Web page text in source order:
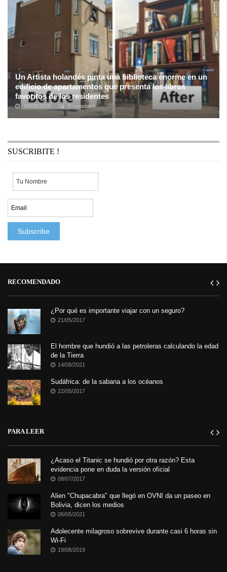
indigente urgando en ...
Un Artista holandés pinta una biblioteca enorme en un
edificio de apartamentos que presenta los libros
favoritos de los residentes
08/08/2026 0 comment
Mientras que muchos artistas callejeros seleccionan edificios
SUSCRIBITE !
RECOMENDADO
¿Por qué es importante viajar con un seguro?
21/05/2017
El hombre que hundió a las petroleras calculando la edad
de la Tierra
14/08/2021
Sudáfrica: de la sabana a los océanos
22/05/2017
PARA LEER
¿Acaso el Titanic se hundió por otra razón? Esta
evidencia pone en duda la versión oficial
08/07/2017
Alien "Chupacabra" que llegó en OVNI da un paseo en
Bolivia, dicen los medios
06/05/2021
Adolecente milagroso sobrevive durante casi 6 horas sin
Wi-Fi
19/08/2019